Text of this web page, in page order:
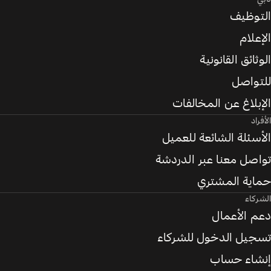
التوظيف
الإعلام
الوثائق القانونية
للتواصل
الإبلاغ عن المخالفات
الأفراد
الأسئلة الشائعة للعميل
تواصل معنا عبر الدردشة
حماية المشتري
الشركاء
دعم الأعمال
تسجيل الدخول للشركاء
إنشاء حساب